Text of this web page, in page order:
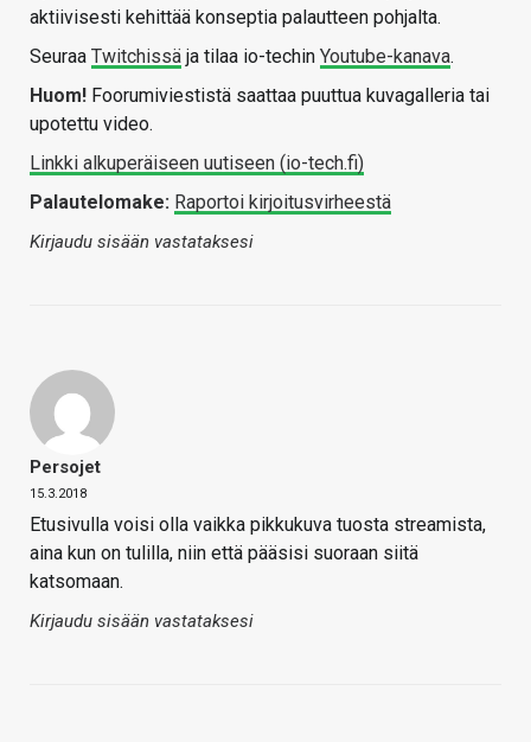
aktiivisesti kehittää konseptia palautteen pohjalta.
Seuraa Twitchissä ja tilaa io-techin Youtube-kanava.
Huom! Foorumiviestistä saattaa puuttua kuvagalleria tai
upotettu video.
Linkki alkuperäiseen uutiseen (io-tech.fi)
Palautelomake: Raportoi kirjoitusvirheestä
Kirjaudu sisään vastataksesi
Persojet
15.3.2018
Etusivulla voisi olla vaikka pikkukuva tuosta streamista,
aina kun on tulilla, niin että pääsisi suoraan siitä
katsomaan.
Kirjaudu sisään vastataksesi